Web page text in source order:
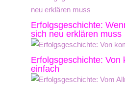
Erfolgsgeschichte:
sich neu erklären muss
Erfolgsgeschichte: Von
einfach